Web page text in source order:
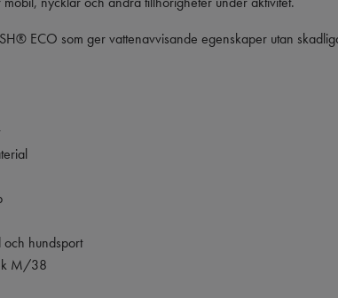
ECO som ger vattenavvisande egenskaper utan
hundsport
M/38